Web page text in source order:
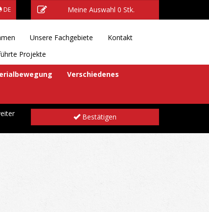
DE Meine Auswahl 0 Stk.
Unsere Fachgebiete
Kontakt
Projekte
Verschiedenes
Bestätigen